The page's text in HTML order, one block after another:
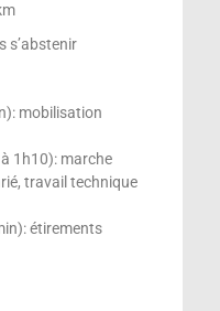
s’abstenir
mobilisation
1h10): marche
travail technique
étirements